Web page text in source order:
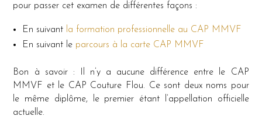
pour passer cet examen de différentes façons :
En suivant la formation professionnelle au CAP MMVF
En suivant le parcours à l a carte CAP MMVF
Bon à savoir : Il n’y a aucune différence entre le CAP
MMVF et le CAP Couture Flou. Ce sont deux noms pour
le même diplôme, le premier étant l’appellation officielle
actuelle.